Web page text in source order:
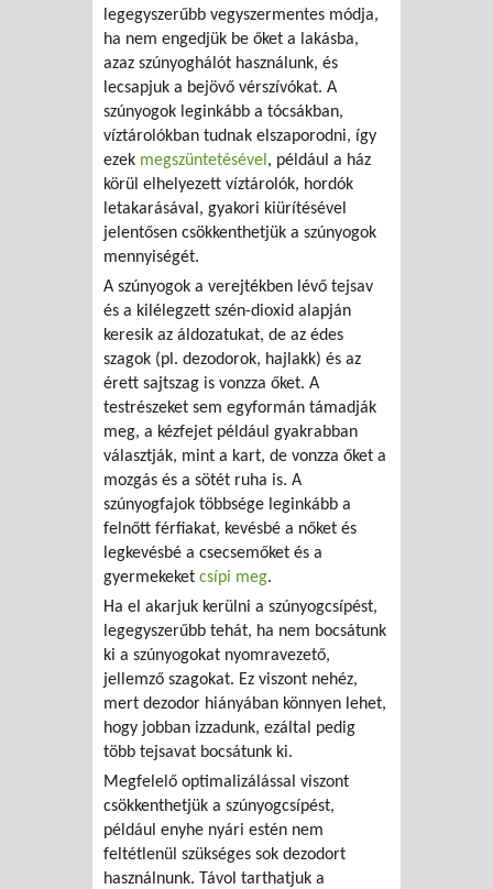
legegyszerűbb vegyszermentes módja,
ha nem engedjük be őket a lakásba,
azaz szúnyoghálót használunk, és
lecsapjuk a bejövő vérszívókat. A
szúnyogok leginkább a tócsákban,
víztárolókban tudnak elszaporodni, így
ezek megszüntetésével , például a ház
körül elhelyezett víztárolók, hordók
letakarásával, gyakori kiürítésével
jelentősen csökkenthetjük a szúnyogok
mennyiségét.
A szúnyogok a verejtékben lévő tejsav
és a kilélegzett szén-dioxid alapján
keresik az áldozatukat, de az édes
szagok (pl. dezodorok, hajlakk) és az
érett sajtszag is vonzza őket. A
testrészeket sem egyformán támadják
meg, a kézfejet például gyakrabban
választják, mint a kart, de vonzza őket a
mozgás és a sötét ruha is. A
szúnyogfajok többsége leginkább a
felnőtt férfiakat, kevésbé a nőket és
legkevésbé a csecsemőket és a
gyermekeket csípi meg.
Ha el akarjuk kerülni a szúnyogcsípést,
legegyszerűbb tehát, ha nem bocsátunk
ki a szúnyogokat nyomravezető,
jellemző szagokat. Ez viszont nehéz,
mert dezodor hiányában könnyen lehet,
hogy jobban izzadunk, ezáltal pedig
több tejsavat bocsátunk ki.
Megfelelő optimalizálással viszont
csökkenthetjük a szúnyogcsípést,
például enyhe nyári estén nem
feltétlenül szükséges sok dezodort
használnunk. Távol tarthatjuk a